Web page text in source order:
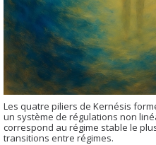
Les quatre piliers de Kernésis
un système de régulations non
correspond au régime stable le
transitions entre régimes.